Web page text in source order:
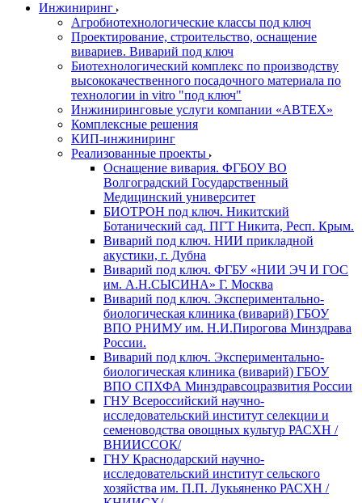
Инжиниринг
Агробиотехнологические классы под ключ
Проектирование, строительство, оснащение
вивариев. Виварий под ключ
Биотехнологический комплекс по производству
высококачественного посадочного материала по
технологии in vitro "под ключ"
Инжиниринговые услуги компании «АВТЕХ»
Комплексные решения
КИП-инжиниринг
Реализованные проекты
Оснащение вивария. ФГБОУ ВО
Волгоградский Государственный
Медицинский университет
БИОТРОН под ключ. Никитский
Ботанический сад. ПГТ Никита, Респ. Крым.
Виварий под ключ. НИИ прикладной
акустики, г. Дубна
Виварий под ключ. ФГБУ «НИИ ЭЧ И ГОС
им. А.Н.СЫСИНА» Г. Москва
Виварий под ключ. Экспериментально-
биологическая клиника (виварий) ГБОУ
ВПО РНИМУ им. Н.И.Пирогова Минздрава
России.
Виварий под ключ. Экспериментально-
биологическая клиника (виварий) ГБОУ
ВПО СПХФА Минздравсоцразвития России
ГНУ Всероссийский научно-
исследовательский институт селекции и
семеноводства овощных культур РАСХН /
ВНИИССОК/
ГНУ Краснодарский научно-
исследовательский институт сельского
хозяйства им. П.П. Лукьяненко РАСХН /